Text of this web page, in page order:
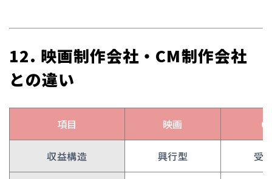
12. 映画制作会社・CM制作会社
との違い
項目 映画
収益構造 興行型 受